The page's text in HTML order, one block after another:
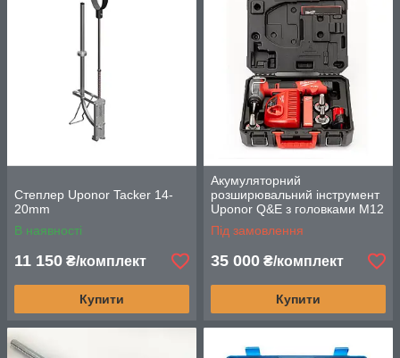
Степлер Uponor Tacker 14-
20mm
В наявності
11 150 ₴/комплект
Купити
Акумуляторний
розширювальний інструмент
Uponor Q&E з головками M12
6bar
Під замовлення
35 000 ₴/комплект
Купити